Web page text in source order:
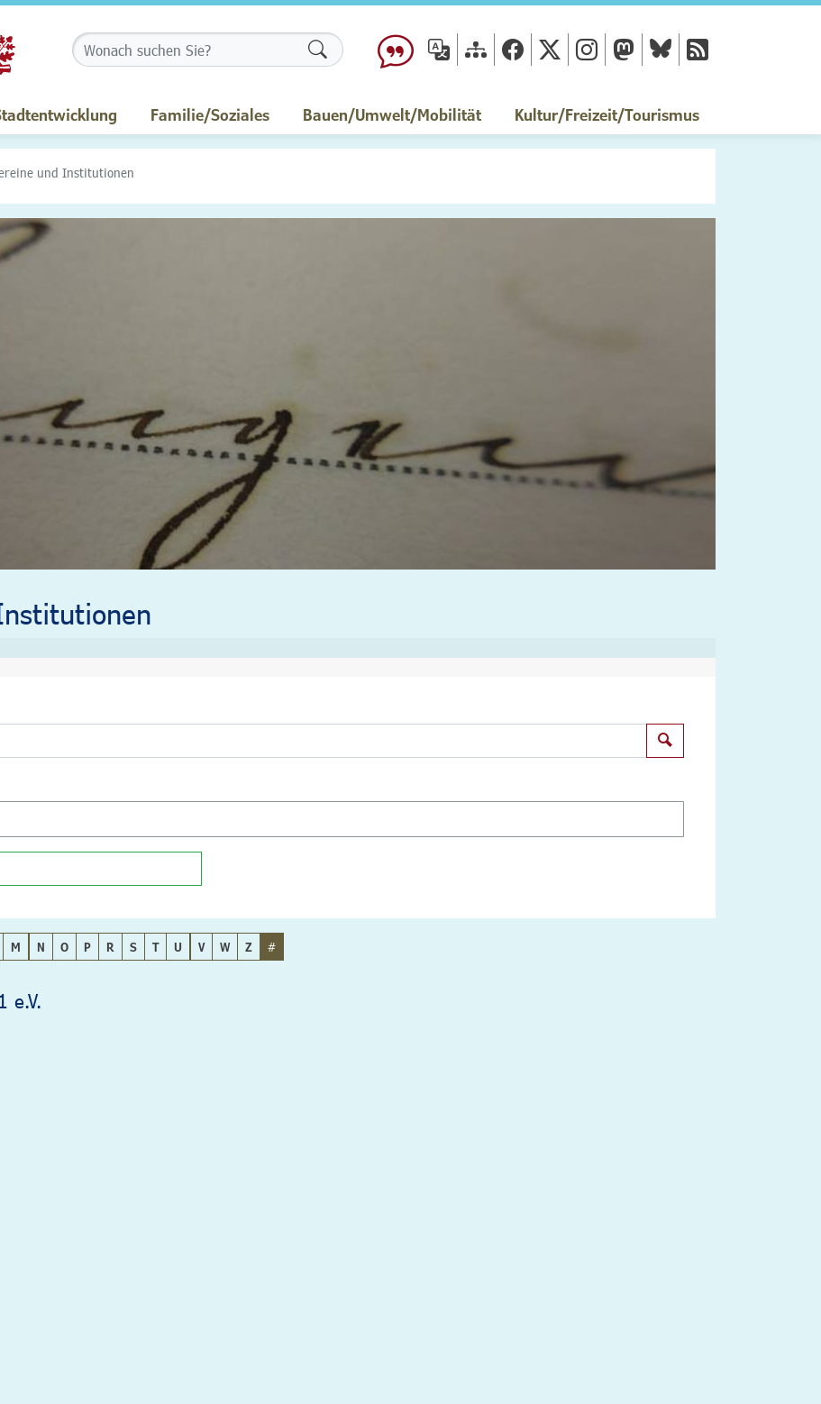
Formularschaltfläche
Familie/Soziales Bauen/Umwelt/Mobilität Kultur/Freizeit/Tourismus
und Institutionen
M N O P R S T U V W Z #
e.V.